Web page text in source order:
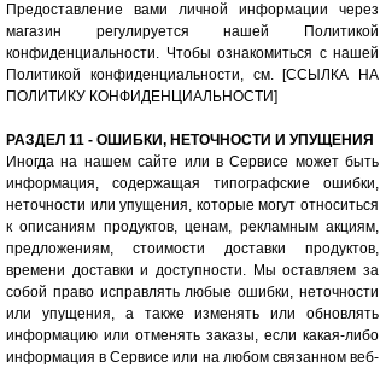
Предоставление вами личной информации через
магазин регулируется нашей Политикой
конфиденциальности. Чтобы ознакомиться с нашей
Политикой конфиденциальности, см. [ССЫЛКА НА
ПОЛИТИКУ КОНФИДЕНЦИАЛЬНОСТИ]
РАЗДЕЛ 11 - ОШИБКИ, НЕТОЧНОСТИ И УПУЩЕНИЯ
Иногда на нашем сайте или в Сервисе может быть
информация, содержащая типографские ошибки,
неточности или упущения, которые могут относиться
к описаниям продуктов, ценам, рекламным акциям,
предложениям, стоимости доставки продуктов,
времени доставки и доступности. Мы оставляем за
собой право исправлять любые ошибки, неточности
или упущения, а также изменять или обновлять
информацию или отменять заказы, если какая-либо
информация в Сервисе или на любом связанном веб-